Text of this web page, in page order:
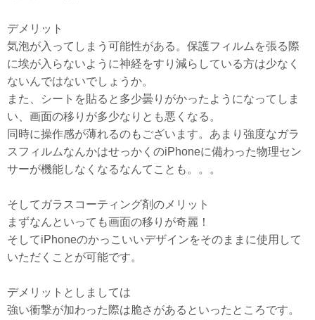
デメリット
気泡が入ってしまう可能性がある。保護フィルムを張る際
に埃が入らないように神経をすり減らしている方は少なく
ないんではないでしょうか。
また、シートを貼ると多少曇りがかったようになってしま
い、画面の移りが多少なりとも悪くなる。
同時に操作感が薄れるのもございます。あまり強度なガラ
スフィルムなんかはせっかくのiPhoneに備わった物理セン
サーが機能しなくなるなんてことも。。。
そしてガラスコーティング剤のメリット
まずなんといっても画面の移りが奇麗！
そしてiPhoneのかっこいいデザインをそのままに使用して
いただくことが可能です。
デメリットとしましては
強い衝撃が加わった際は脆さがあるといったところです。